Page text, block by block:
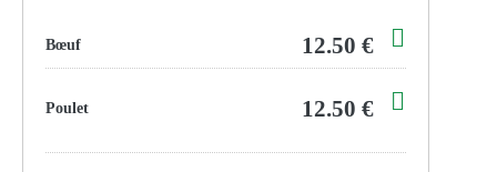
Bœuf 12.50 €
Poulet 12.50 €